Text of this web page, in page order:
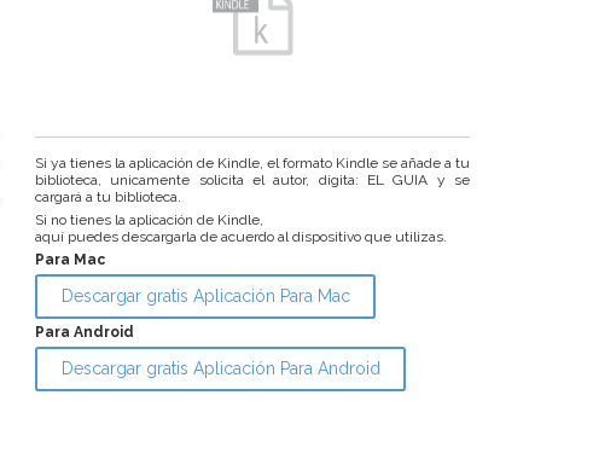
Si ya tienes la aplicación de Kindle, el formato Kindle se añade a tu
biblioteca, unicamente solicita el autor, digita: EL GUIA y se
cargará a tu biblioteca.
Si no tienes la aplicación de Kindle,
aquí puedes descargarla de acuerdo al dispositivo que utilizas.
Para Mac
Descargar gratis Aplicación Para Mac
Para Android
Descargar gratis Aplicación Para Android